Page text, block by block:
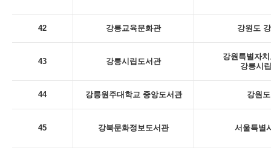
42 강릉교육문화관 강원도
43 강릉시립도서관
강원특별자
강릉시
44 강릉원주대학교 중앙도서관 강원
45 강북문화정보도서관 서울특별